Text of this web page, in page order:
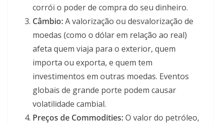
corrói o poder de compra do seu dinheiro.
Câmbio:A valorização ou desvalorização de
moedas (como o dólar em relação ao real)
afeta quem viaja para o exterior, quem
importa ou exporta, e quem tem
investimentos em outras moedas. Eventos
globais de grande porte podem causar
volatilidade cambial.
Preços de Commodities:O valor do petróleo,